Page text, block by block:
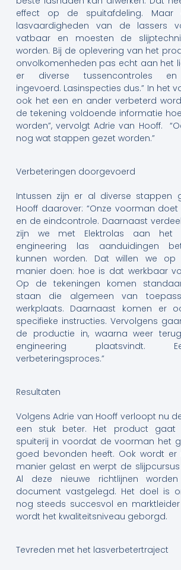
effect op de spuitafdeling. Maar
lasvaardigheden van de lassers
vatbaar en moesten de
worden. Bij de oplevering van het
onvolkomenheden pas echt aan het
er diverse tussencontroles en
ingevoerd. Lasinspecties dus.” In het
ook het een en ander verbeterd
de tekening voldoende informatie
worden”, vervolgt Adrie van Hooff.
nog wat stappen gezet worden.”
Verbeteringen doorgevoerd
Intussen zijn er al diverse stappen
Hooff daarover: “Onze voorman
en de eindcontrole. Daarnaast
zijn we met Elektrolas aan het
engineering las aanduidingen
kunnen worden. Dat willen we op
manier doen: hoe is dat werkbaar
Op de tekeningen komen
staan die algemeen van
werkplaats. Daarnaast komen er
specifieke instructies. Vervolgens
de productie in, waarna weer
engineering plaatsvindt.
verbeteringsproces.”
Resultaten
Volgens Adrie van Hooff verloopt nu
een stuk beter. Het product gaat
spuiterij in voordat de voorman het
goed bevonden heeft. Ook wordt
manier gelast en werpt de
Al deze nieuwe richtlijnen
document vastgelegd. Het doel is
nog steeds succesvol en
wordt het kwaliteitsniveau geborgd.
Tevreden met het lasverbetertraject